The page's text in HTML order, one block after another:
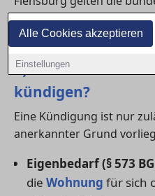
Alle Cookies akzeptieren
Einstellungen
BGB – mit klaren
Form.
1) In welchen
kündigen?
Eine Kündigung ist nur
anerkannter Grund
Eigenbedarf (§ 573
die Wohnung für sich